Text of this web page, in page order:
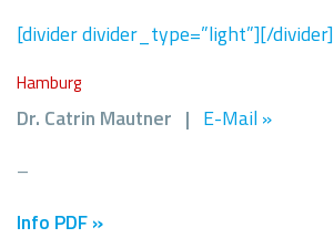
[divider divider_type=”light”][/divider]
Hamburg
Dr. Catrin Mautner | E-Mail »
–
Info PDF »